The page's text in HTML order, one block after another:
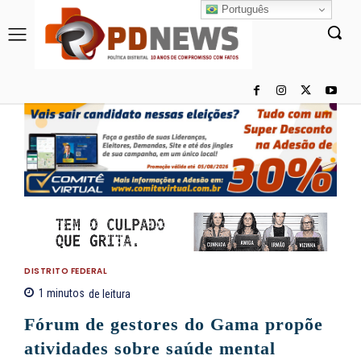
DISTRITO FEDERAL
1 minutos de leitura
Fórum de gestores do Gama propõe
atividades sobre saúde mental
Português